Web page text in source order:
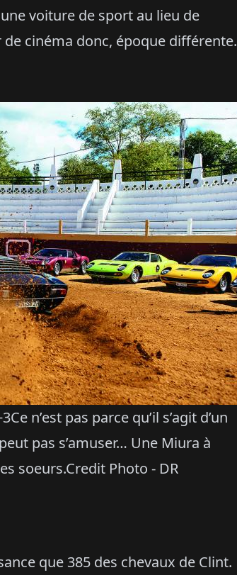
voiture de sport au lieu de
de cinéma donc, époque différente.
n’est pas parce qu’il s’agit d’un
pas s’amuser… Une Miura à
soeurs.Credit Photo - DR
que 385 des chevaux de Clint.